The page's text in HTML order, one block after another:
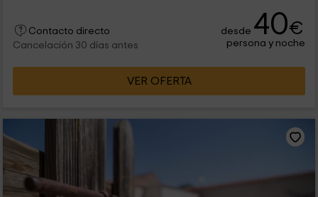
Contacto directo
Cancelación 30 días antes
desde 40€
persona y noche
VER OFERTA